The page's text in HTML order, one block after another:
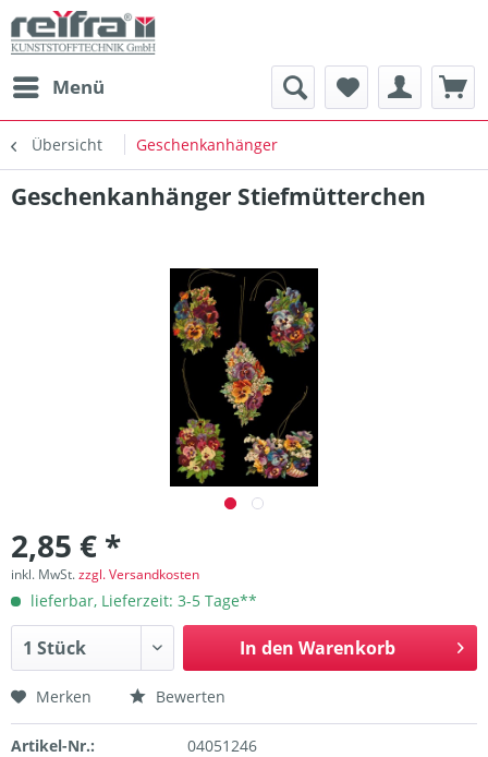
Menü
Übersicht Geschenkanhänger
Geschenkanhänger Stiefmütterchen
2,85 € *
inkl. MwSt.zzgl. Versandkosten
lieferbar, Lieferzeit: 3-5 Tage**
In den Warenkorb
Merken Bewerten
Artikel-Nr.:
04051246